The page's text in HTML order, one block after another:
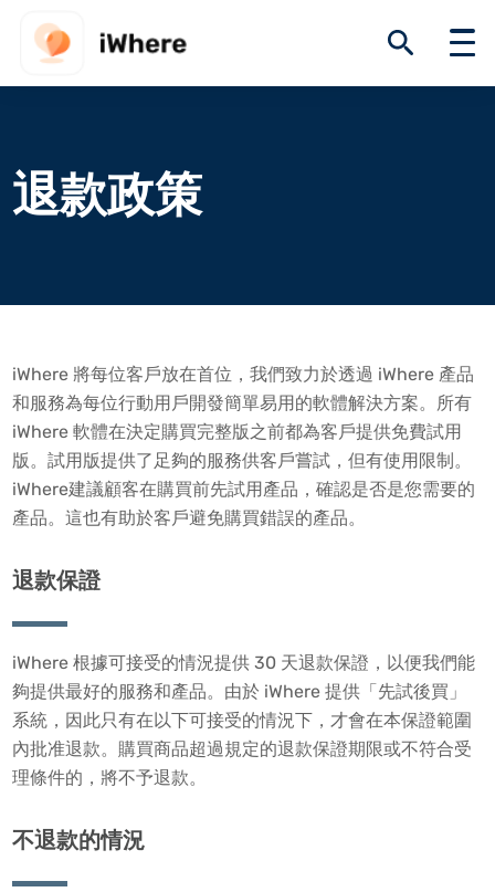
退款政策
iWhere 將每位客戶放在首位，我們致力於透過 iWhere 產品
和服務為每位行動用戶開發簡單易用的軟體解決方案。所有
iWhere 軟體在決定購買完整版之前都為客戶提供免費試用
版。試用版提供了足夠的服務供客戶嘗試，但有使用限制。
iWhere建議顧客在購買前先試用產品，確認是否是您需要的
產品。這也有助於客戶避免購買錯誤的產品。
退款保證
iWhere 根據可接受的情況提供 30 天退款保證，以便我們能
夠提供最好的服務和產品。由於 iWhere 提供「先試後買」
系統，因此只有在以下可接受的情況下，才會在本保證範圍
內批准退款。購買商品超過規定的退款保證期限或不符合受
理條件的，將不予退款。
不退款的情況